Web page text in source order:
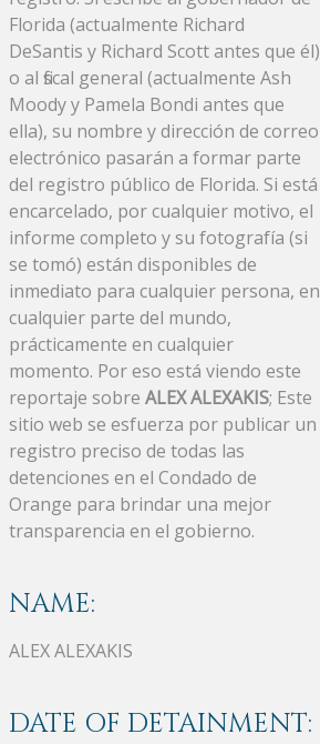
Florida (actualmente Richard
DeSantis y Richard Scott antes que él)
o al fiscal general (actualmente Ash
Moody y Pamela Bondi antes que
ella), su nombre y dirección de correo
electrónico pasarán a formar parte
del registro público de Florida. Si está
encarcelado, por cualquier motivo, el
informe completo y su fotografía (si
se tomó) están disponibles de
inmediato para cualquier persona, en
cualquier parte del mundo,
prácticamente en cualquier
momento. Por eso está viendo este
reportaje sobre ALEX ALEXAKIS; Este
sitio web se esfuerza por publicar un
registro preciso de todas las
detenciones en el Condado de
Orange para brindar una mejor
transparencia en el gobierno.
NAME:
ALEX ALEXAKIS
DATE OF DETAINMENT: